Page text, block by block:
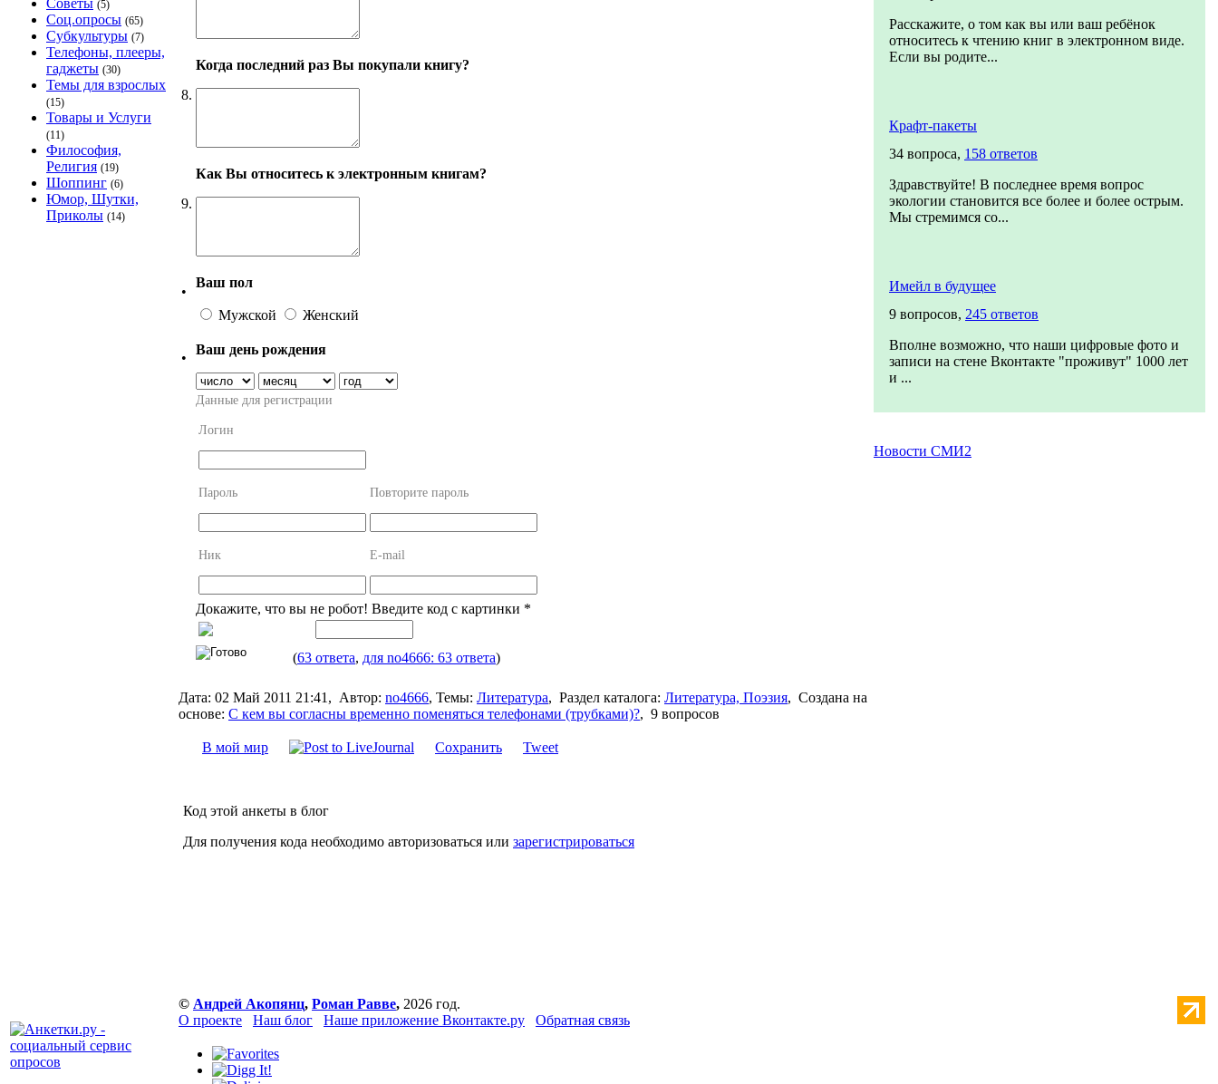
Советы (5)
Соц.опросы (65)
Субкультуры (7)
Телефоны, плееры,
гаджеты (30)
Темы для взрослых
(15)
Товары и Услуги
(11)
Философия,
Религия (19)
Шоппинг (6)
Юмор, Шутки,
Приколы (14)
8.
Когда последний раз Вы покупали книгу?
9.
Как Вы относитесь к электронным книгам?
•
Ваш пол
Мужской Женский
•
Ваш день рождения
Данные для регистрации
Логин
Пароль Повторите пароль
Ник E-mail
Докажите, что вы не робот! Введите код с картинки *
(63 ответа, для no4666: 63 ответа)
Дата: 02 Май 2011 21:41, Автор: no4666, Темы: Литература, Раздел каталога: Литература, Поэзия, Создана на
основе: С кем вы согласны временно поменяться телефонами (трубками)?, 9 вопросов
В мой мир Сохранить Tweet
Код этой анкеты в блог
Для получения кода необходимо авторизоваться или зарегистрироваться
Расскажите, о том как вы или ваш ребёнок
относитесь к чтению книг в электронном виде.
Если вы родите...
Крафт-пакеты
34 вопроса, 158 ответов
Здравствуйте! В последнее время вопрос
экологии становится все более и более острым.
Мы стремимся со...
Имейл в будущее
9 вопросов, 245 ответов
Вполне возможно, что наши цифровые фото и
записи на стене Вконтакте "проживут" 1000 лет
и ...
Новости СМИ2
© Андрей Акопянц, Роман Равве, 2026 год.
О проекте
Наш блог Наше приложение Вконтакте.ру Обратная связь